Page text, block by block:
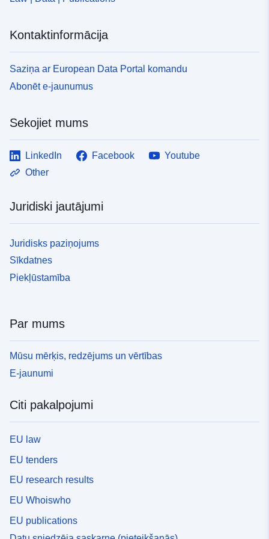
Kontaktinformācija
Saziņa ar European Data Portal komandu
Abonēt e-jaunumus
Sekojiet mums
LinkedIn Facebook
Youtube
Other
Juridiski jautājumi
Juridisks paziņojums
Sīkdatnes
Piekļūstamība
Par mums
Mūsu mērķis, redzējums un vērtības
E-jaunumi
Citi pakalpojumi
EU law
EU tenders
EU research results
EU Whoiswho
EU publications